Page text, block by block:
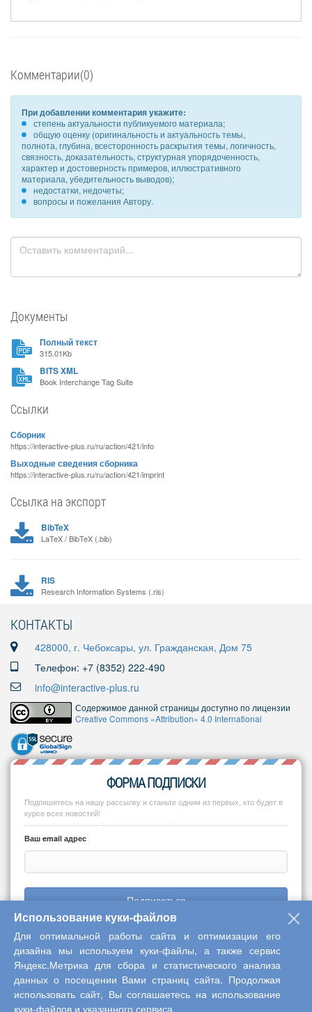
Комментарии(0)
При добавлении комментария укажите:
степень актуальности публикуемого материала;
общую оценку (оригинальность и актуальность темы,
полнота, глубина, всесторонность раскрытия темы, логичность,
связность, доказательность, структурная упорядоченность,
характер и достоверность примеров, иллюстративного
материала, убедительность выводов);
недостатки, недочеты;
вопросы и пожелания Автору.
Документы
Полный текст
315.01Kb
BITS XML
Book Interchange Tag Suite
Ссылки
Сборник
https://interactive-plus.ru/ru/action/421/info
Выходные сведения сборника
https://interactive-plus.ru/ru/action/421/imprint
Ссылка на экспорт
BibTeX
LaTeX / BibTeX (.bib)
RIS
Research Information Systems (.ris)
КОНТАКТЫ
428000, г. Чебоксары, ул. Гражданская, Дом 75
Телефон: +7 (8352) 222-490
info@interactive-plus.ru
Содержимое данной страницы доступно по лицензии
Creative Commons «Attribution» 4.0 International
ФОРМА ПОДПИСКИ
Подпишитесь на нашу рассылку и станьте одним из первых, кто будет в
курсе всех новостей!
Ваш email адрес
Подписаться
Copyright © 2013-2026 Центр научного сотрудничества «Интерактив
плюс»
Использование куки-файлов
Для оптимальной работы сайта и оптимизации его
дизайна мы используем куки-файлы, а также сервис
Яндекс.Метрика для сбора и статистического анализа
данных о посещении Вами страниц сайта. Продолжая
использовать сайт, Вы соглашаетесь на использование
куки-файлов и указанного сервиса.